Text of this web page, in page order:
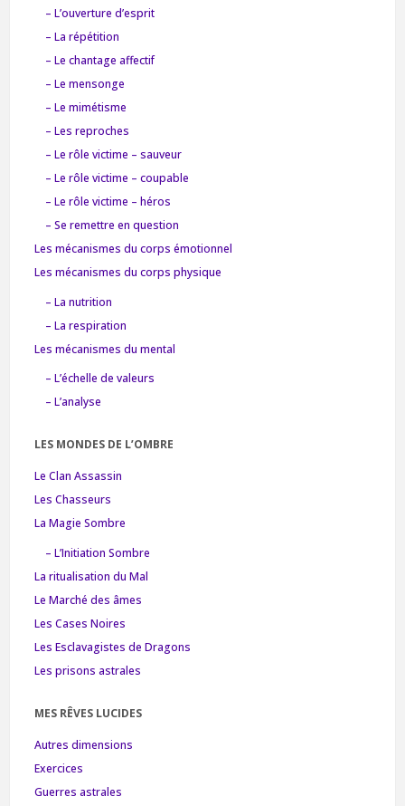
– L’ouverture d’esprit
– La répétition
– Le chantage affectif
– Le mensonge
– Le mimétisme
– Les reproches
– Le rôle victime – sauveur
– Le rôle victime – coupable
– Le rôle victime – héros
– Se remettre en question
Les mécanismes du corps émotionnel
Les mécanismes du corps physique
– La nutrition
– La respiration
Les mécanismes du mental
– L’échelle de valeurs
– L’analyse
LES MONDES DE L’OMBRE
Le Clan Assassin
Les Chasseurs
La Magie Sombre
– L’Initiation Sombre
La ritualisation du Mal
Le Marché des âmes
Les Cases Noires
Les Esclavagistes de Dragons
Les prisons astrales
MES RÊVES LUCIDES
Autres dimensions
Exercices
Guerres astrales